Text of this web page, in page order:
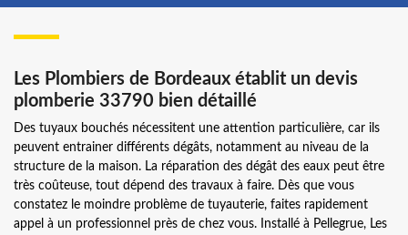
Les Plombiers de Bordeaux établit un devis
plomberie 33790 bien détaillé
Des tuyaux bouchés nécessitent une attention particulière, car ils
peuvent entrainer différents dégâts, notamment au niveau de la
structure de la maison. La réparation des dégât des eaux peut être
très coûteuse, tout dépend des travaux à faire. Dès que vous
constatez le moindre problème de tuyauterie, faites rapidement
appel à un professionnel près de chez vous. Installé à Pellegrue, Les